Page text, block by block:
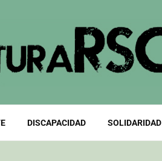
DISCAPACIDAD SOLIDARIDAD